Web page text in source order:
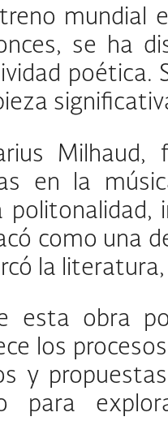
mundial
se ha
poética.
en la
como una
la
esta obra
los
y
para